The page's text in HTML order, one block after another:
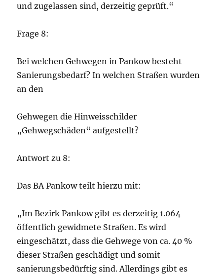
und zugelassen sind, derzeitig geprüft.“
Frage 8:
Bei welchen Gehwegen in Pankow besteht
Sanierungsbedarf? In welchen Straßen wurden
an den
Gehwegen die Hinweisschilder
„Gehwegschäden“ aufgestellt?
Antwort zu 8:
Das BA Pankow teilt hierzu mit:
„Im Bezirk Pankow gibt es derzeitig 1.064
öffentlich gewidmete Straßen. Es wird
eingeschätzt, dass die Gehwege von ca. 40 %
dieser Straßen geschädigt und somit
sanierungsbedürftig sind. Allerdings gibt es